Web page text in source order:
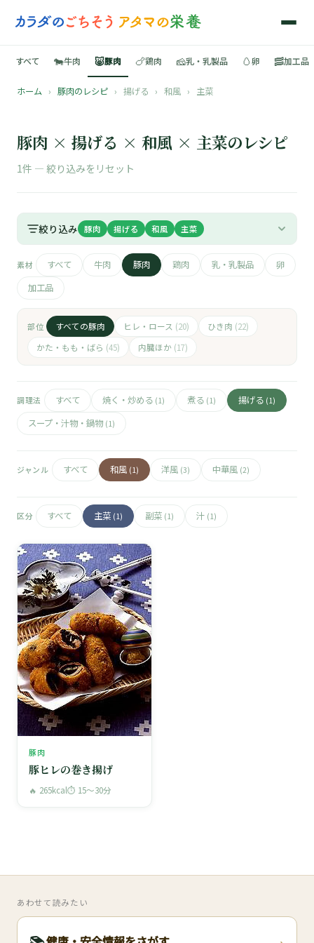
📚
🐄
🐷
🍗
すべて 🐄牛肉 🐷豚肉 🍗鶏肉 🧀乳・乳製品 🥚卵 🥓加工品
ホーム › 豚肉のレシピ › 揚げる › 和風 › 主菜
豚肉 × 揚げる × 和風 × 主菜のレシピ
1件 — 絞り込みをリセット
絞り込み 豚肉 揚げる 和風 主菜
素材 すべて 牛肉 豚肉 鶏肉 乳・乳製品
卵
加工品
部位 すべての豚肉 ヒレ・ロース (20) ひき肉 (22)
かた・もも・ばら (45) 内臓ほか (17)
調理法 すべて 焼く・炒める (1) 煮る (1) 揚げる (1)
スープ・汁物・鍋物 (1)
ジャンル すべて 和風 (1) 洋風 (3) 中華風 (2)
区分 すべて 主菜 (1) 副菜 (1) 汁 (1)
豚肉
豚ヒレの巻き揚げ
🔥 265kcal⏱ 15〜30分
あわせて読みたい